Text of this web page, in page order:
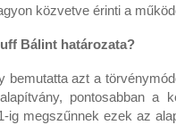
közvetve érinti a
Bálint határozata?
bemutatta azt a
pontosabban
ig megszűnnek ezek az